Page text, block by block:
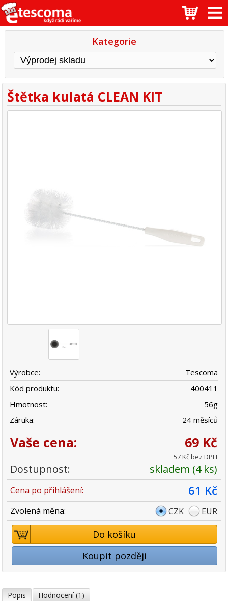
Kategorie
Štětka kulatá CLEAN KIT
Výrobce:
Tescoma
Kód produktu:
400411
Hmotnost:
56g
Záruka:
24 měsíců
Vaše cena: 69 Kč
57 Kč bez DPH
Dostupnost: skladem (4 ks)
Cena po přihlášení: 61 Kč
Zvolená měna: CZK EUR
Do košíku
Koupit později
Popis Hodnocení (1)